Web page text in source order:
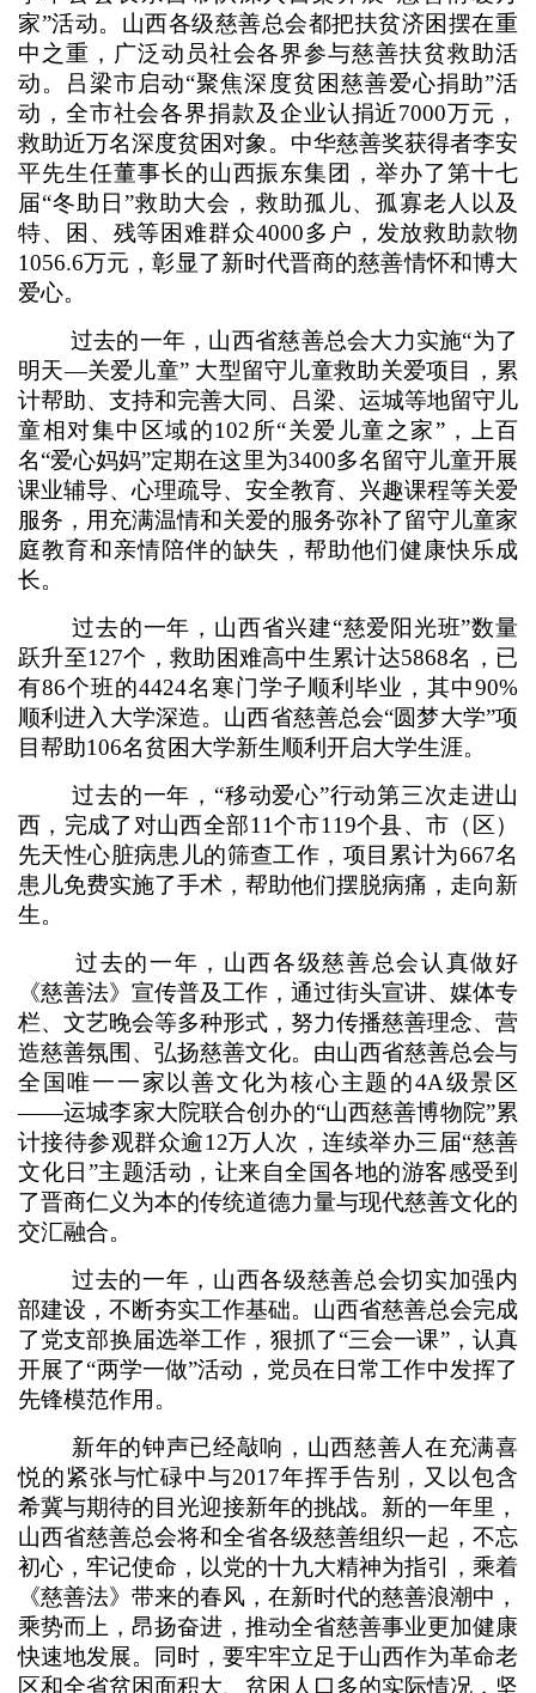
家”活动。山西各级慈善总会都把扶贫济困摆在重
中之重，广泛动员社会各界参与慈善扶贫救助活
动。吕梁市启动“聚焦深度贫困慈善爱心捐助”活
动，全市社会各界捐款及企业认捐近7000万元，
救助近万名深度贫困对象。中华慈善奖获得者李安
平先生任董事长的山西振东集团，举办了第十七
届“冬助日”救助大会，救助孤儿、孤寡老人以及
特、困、残等困难群众4000多户，发放救助款物
1056.6万元，彰显了新时代晋商的慈善情怀和博大
爱心。
过去的一年，山西省慈善总会大力实施“为了
明天—关爱儿童” 大型留守儿童救助关爱项目，累
计帮助、支持和完善大同、吕梁、运城等地留守儿
童相对集中区域的102所“关爱儿童之家”，上百
名“爱心妈妈”定期在这里为3400多名留守儿童开展
课业辅导、心理疏导、安全教育、兴趣课程等关爱
服务，用充满温情和关爱的服务弥补了留守儿童家
庭教育和亲情陪伴的缺失，帮助他们健康快乐成
长。
过去的一年，山西省兴建“慈爱阳光班”数量
跃升至127个，救助困难高中生累计达5868名，已
有86个班的4424名寒门学子顺利毕业，其中90%
顺利进入大学深造。山西省慈善总会“圆梦大学”项
目帮助106名贫困大学新生顺利开启大学生涯。
过去的一年，“移动爱心”行动第三次走进山
西，完成了对山西全部11个市119个县、市（区）
先天性心脏病患儿的筛查工作，项目累计为667名
患儿免费实施了手术，帮助他们摆脱病痛，走向新
生。
过去的一年，山西各级慈善总会认真做好
《慈善法》宣传普及工作，通过街头宣讲、媒体专
栏、文艺晚会等多种形式，努力传播慈善理念、营
造慈善氛围、弘扬慈善文化。由山西省慈善总会与
全国唯一一家以善文化为核心主题的4A级景区
——运城李家大院联合创办的“山西慈善博物院”累
计接待参观群众逾12万人次，连续举办三届“慈善
文化日”主题活动，让来自全国各地的游客感受到
了晋商仁义为本的传统道德力量与现代慈善文化的
交汇融合。
过去的一年，山西各级慈善总会切实加强内
部建设，不断夯实工作基础。山西省慈善总会完成
了党支部换届选举工作，狠抓了“三会一课”，认真
开展了“两学一做”活动，党员在日常工作中发挥了
先锋模范作用。
新年的钟声已经敲响，山西慈善人在充满喜
悦的紧张与忙碌中与2017年挥手告别，又以包含
希冀与期待的目光迎接新年的挑战。新的一年里，
山西省慈善总会将和全省各级慈善组织一起，不忘
初心，牢记使命，以党的十九大精神为指引，乘着
《慈善法》带来的春风，在新时代的慈善浪潮中，
乘势而上，昂扬奋进，推动全省慈善事业更加健康
快速地发展。同时，要牢牢立足于山西作为革命老
区和全省贫困面积大、贫困人口多的实际情况，坚